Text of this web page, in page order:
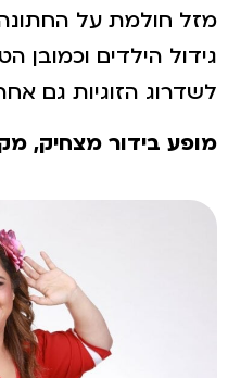
מזל חולמת על
גידול הילדים וכמובן
לשדרוג הזוגיות גם
מופע בידור מצחיק,